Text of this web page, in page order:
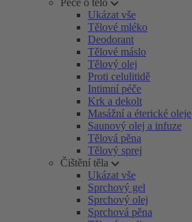
Péče o tělo
Ukázat vše
Tělové mléko
Deodorant
Tělové máslo
Tělový olej
Proti celulitidě
Intimní péče
Krk a dekolt
Masážní a éterické oleje
Saunový olej a infuze
Tělová pěna
Tělový sprej
Čištění těla
Ukázat vše
Sprchový gel
Sprchový olej
Sprchová pěna